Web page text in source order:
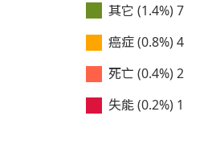
其它 (1.4%) 7
癌症 (0.8%) 4
死亡 (0.4%) 2
失能 (0.2%) 1